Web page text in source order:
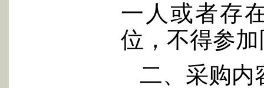
一人或者存
位，不得参
二、采购内